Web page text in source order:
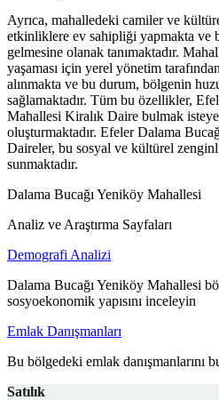
Ayrıca, mahalledeki camiler ve
etkinliklere ev sahipliği yapmakta ve
gelmesine olanak tanımaktadır.
yaşaması için yerel yönetim
alınmakta ve bu durum, bölgenin
sağlamaktadır. Tüm bu özellikler,
Mahallesi Kiralık Daire bulmak
oluşturmaktadır. Efeler Dalama
Daireler, bu sosyal ve kültürel
sunmaktadır.
Dalama Bucağı Yeniköy Mahallesi
Analiz ve Araştırma Sayfaları
Demografi Analizi
Dalama Bucağı Yeniköy Mahallesi
sosyoekonomik yapısını inceleyin
Emlak Danışmanları
Bu bölgedeki emlak danışmanlarını
Satılık